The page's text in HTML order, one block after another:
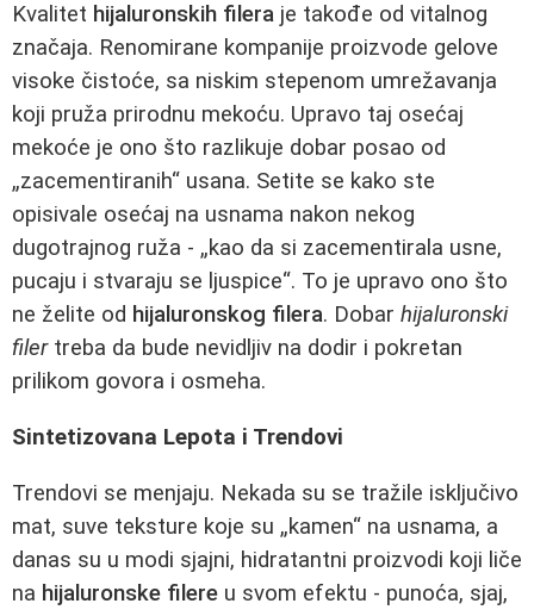
Kvalitet hijaluronskih filera je takođe od vitalnog
značaja. Renomirane kompanije proizvode gelove
visoke čistoće, sa niskim stepenom umrežavanja
koji pruža prirodnu mekoću. Upravo taj osećaj
mekoće je ono što razlikuje dobar posao od
„zacementiranih“ usana. Setite se kako ste
opisivale osećaj na usnama nakon nekog
dugotrajnog ruža - „kao da si zacementirala usne,
pucaju i stvaraju se ljuspice“. To je upravo ono što
ne želite od hijaluronskog filera. Dobar hijaluronski
filertreba da bude nevidljiv na dodir i pokretan
prilikom govora i osmeha.
Sintetizovana Lepota i Trendovi
Trendovi se menjaju. Nekada su se tražile isključivo
mat, suve teksture koje su „kamen“ na usnama, a
danas su u modi sjajni, hidratantni proizvodi koji liče
na hijaluronske filere u svom efektu - punoća, sjaj,